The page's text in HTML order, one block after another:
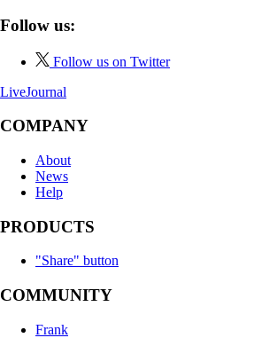
Follow us:
Follow us on Twitter
LiveJournal
COMPANY
About
News
Help
PRODUCTS
"Share" button
COMMUNITY
Frank